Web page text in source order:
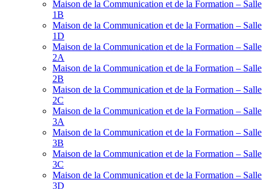
Maison de la Communication et de la Formation – Salle
1B
Maison de la Communication et de la Formation – Salle
1D
Maison de la Communication et de la Formation – Salle
2A
Maison de la Communication et de la Formation – Salle
2B
Maison de la Communication et de la Formation – Salle
2C
Maison de la Communication et de la Formation – Salle
3A
Maison de la Communication et de la Formation – Salle
3B
Maison de la Communication et de la Formation – Salle
3C
Maison de la Communication et de la Formation – Salle
3D